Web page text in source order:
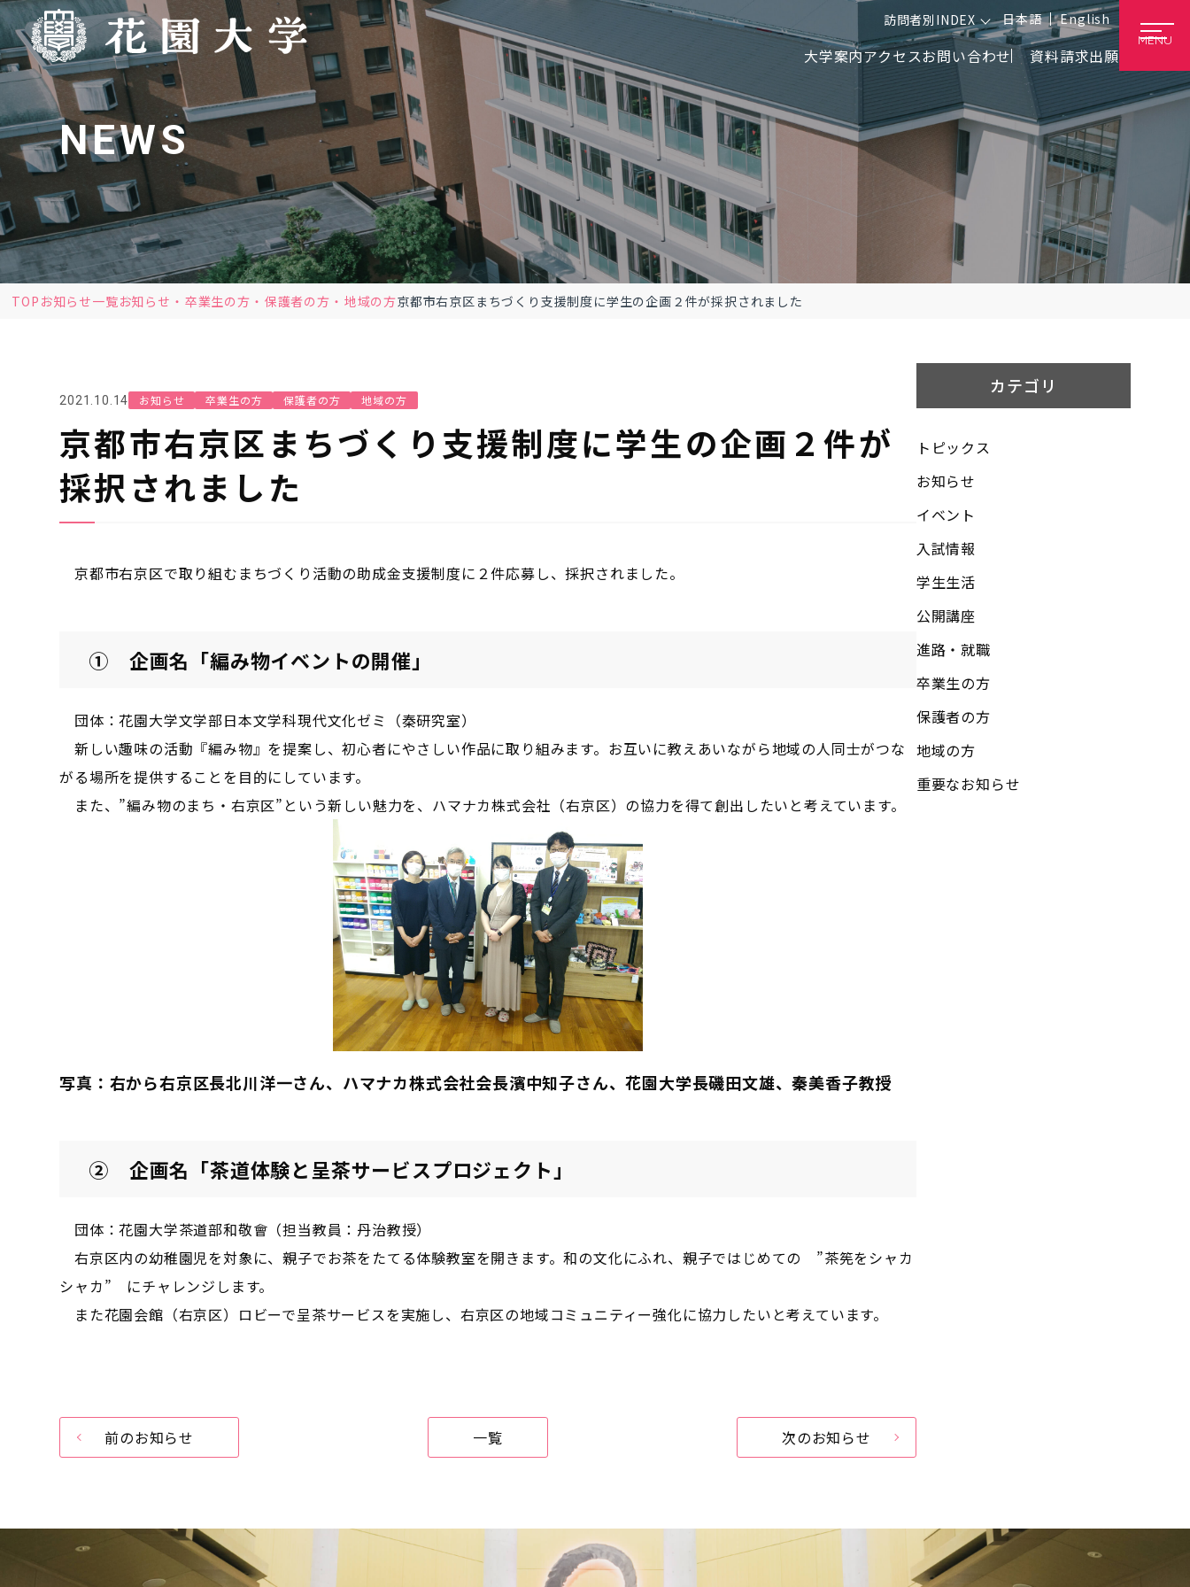
訪問者別INDEX 日本語 English
大学案内アクセスお問い合わせ 資料請求出願
MENU
NEWS
TOP お知らせ一覧お知らせ 卒業生の方 保護者の方 地域の方京都市右京区まちづくり支援制度に学生の企画２件が採択されました
2021.10.14 お知らせ 卒業生の方 保護者の方 地域の方
京都市右京区まちづくり支援制度に学生の企画２件が
採択されました
京都市右京区で取り組むまちづくり活動の助成金支援制度に２件応募し、採択されました。
① 企画名「編み物イベントの開催」
団体：花園大学文学部日本文学科現代文化ゼミ（秦研究室）
新しい趣味の活動『編み物』を提案し、初心者にやさしい作品に取り組みます。お互いに教えあいながら地域の人同士がつな
がる場所を提供することを目的にしています。
また、”編み物のまち・右京区”という新しい魅力を、ハマナカ株式会社（右京区）の協力を得て創出したいと考えています。
写真：右から右京区長北川洋一さん、ハマナカ株式会社会長濱中知子さん、花園大学長磯田文雄、秦美香子教授
② 企画名「茶道体験と呈茶サービスプロジェクト」
団体：花園大学茶道部和敬會（担当教員：丹治教授）
右京区内の幼稚園児を対象に、親子でお茶をたてる体験教室を開きます。和の文化にふれ、親子ではじめての ”茶筅をシャカ
シャカ” にチャレンジします。
また花園会館（右京区）ロビーで呈茶サービスを実施し、右京区の地域コミュニティー強化に協力したいと考えています。
前のお知らせ 一覧 次のお知らせ
カテゴリ
トピックス
お知らせ
イベント
入試情報
学生生活
公開講座
進路・就職
卒業生の方
保護者の方
地域の方
重要なお知らせ